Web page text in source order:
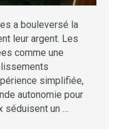
a bouleversé la
leur argent. Les
comme une
simplifiée,
autonomie pour
séduisent un …